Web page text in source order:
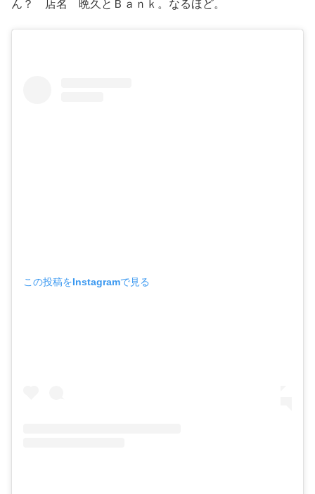
ん？ 店名 晩久とＢａｎｋ。なるほど。
この投稿をInstagramで見る